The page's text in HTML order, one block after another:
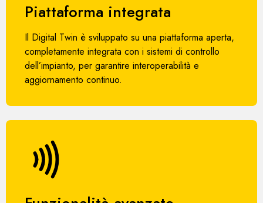
Piattaforma integrata
Il Digital Twin è sviluppato su una piattaforma aperta,
completamente integrata con i sistemi di controllo
dell’impianto, per garantire interoperabilità e
aggiornamento continuo.